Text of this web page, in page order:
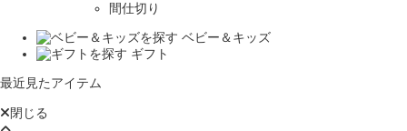
間仕切り
ベビー＆キッズ
ギフト
最近見たアイテム
閉じる